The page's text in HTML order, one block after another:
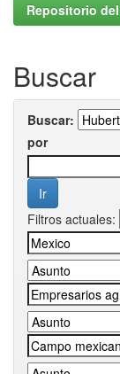
Repositorio del
Buscar
Buscar:
por
Filtros actuales: